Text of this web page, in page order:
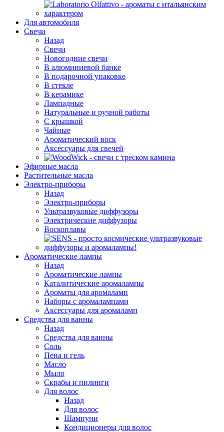
Для автомобиля
Свечи
Назад
Свечи
Новогодние свечи
В алюминиевой банке
В подарочной упаковке
В стекле
В керамике
Лампадные
Натуральные и ручной работы
С крышкой
Чайные
Ароматический воск
Аксессуары для свечей
Эфирные масла
Растительные масла
Электро-приборы
Назад
Электро-приборы
Ультразвуковые диффузоры
Электрические диффузоры
Воскоплавы
Ароматические лампы
Назад
Ароматические лампы
Каталитические аромалампы
Ароматы для аромаламп
Наборы с аромалампами
Аксессуары для аромаламп
Средства для ванны
Назад
Средства для ванны
Соль
Пена и гель
Масло
Мыло
Скрабы и пилинги
Для волос
Назад
Для волос
Шампуни
Кондиционеры для волос